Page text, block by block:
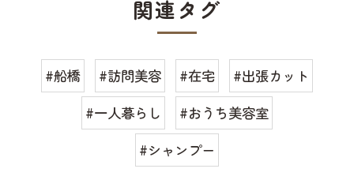
関連タグ
#船橋 #訪問美容 #在宅
#出張カット
#一人暮らし
#おうち美容室
#シャンプー